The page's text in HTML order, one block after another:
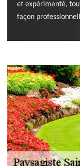
et expérimenté,
façon